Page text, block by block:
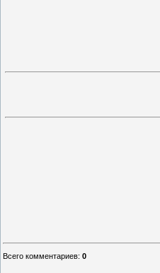
Всего комментариев: 0